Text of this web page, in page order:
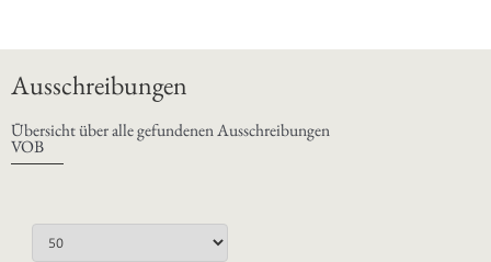
Ausschreibungen
Übersicht über alle gefundenen Ausschreibungen
VOB